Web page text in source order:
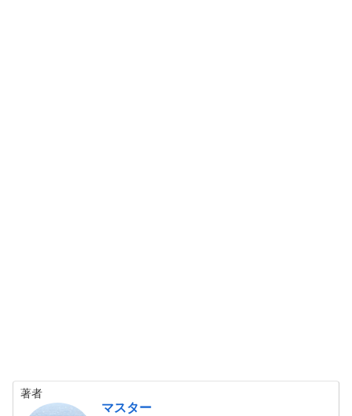
著者
マスター